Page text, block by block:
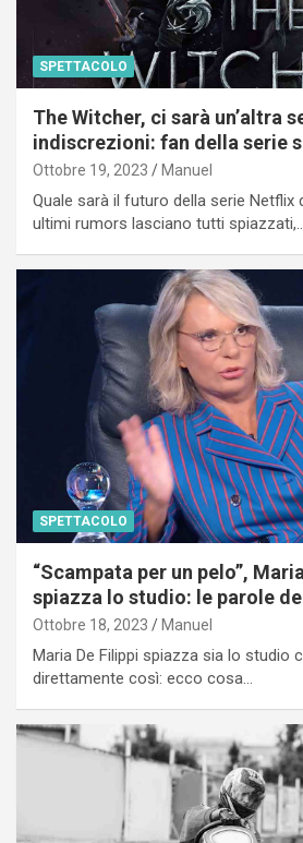
SPETTACOLO
The Witcher, ci sarà un’altra
indiscrezioni: fan della serie
Ottobre 19, 2023 Manuel
Quale sarà il futuro della serie Netflix
ultimi rumors lasciano tutti
SPETTACOLO
“Scampata per un pelo”,
spiazza lo studio: le parole
Ottobre 18, 2023 Manuel
Maria De Filippi spiazza sia lo studio
direttamente così: ecco cosa…